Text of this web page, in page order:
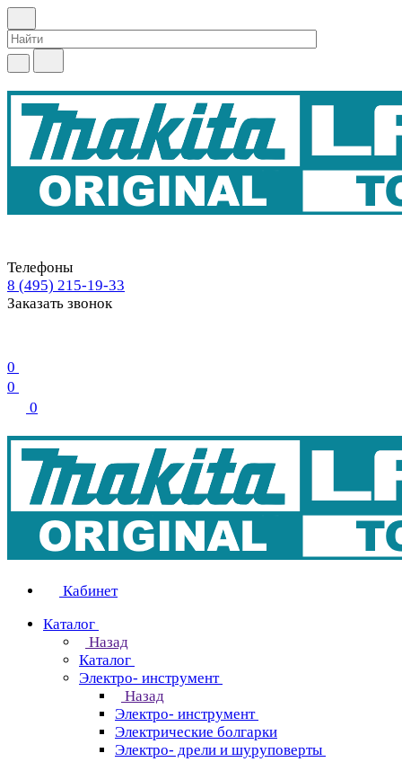
Телефоны
8 (495) 215-19-33
Заказать звонок
0
0
0
Кабинет
Каталог
Назад
Каталог
Электро- инструмент
Назад
Электро- инструмент
Электрические болгарки
Электро- дрели и шуруповерты